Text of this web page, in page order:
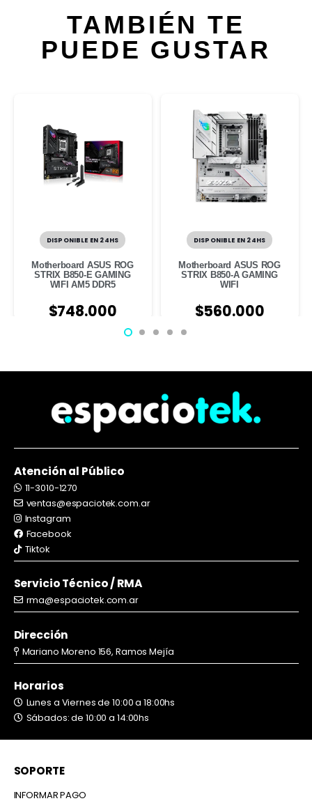
TAMBIÉN TE
PUEDE GUSTAR
DISPONIBLE EN 24HS
Motherboard ASUS ROG
STRIX B850-E GAMING
WIFI AM5 DDR5
$748.000
DISPONIBLE EN 24HS
Motherboard ASUS ROG
STRIX B850-A GAMING
WIFI
$560.000
Atención al Público
11-3010-1270
ventas@espaciotek.com.ar
Instagram
Facebook
Tiktok
Servicio Técnico / RMA
rma@espaciotek.com.ar
Dirección
Mariano Moreno 156, Ramos Mejía
Horarios
Lunes a Viernes de 10:00 a 18:00hs
Sábados: de 10:00 a 14:00hs
SOPORTE
INFORMAR PAGO